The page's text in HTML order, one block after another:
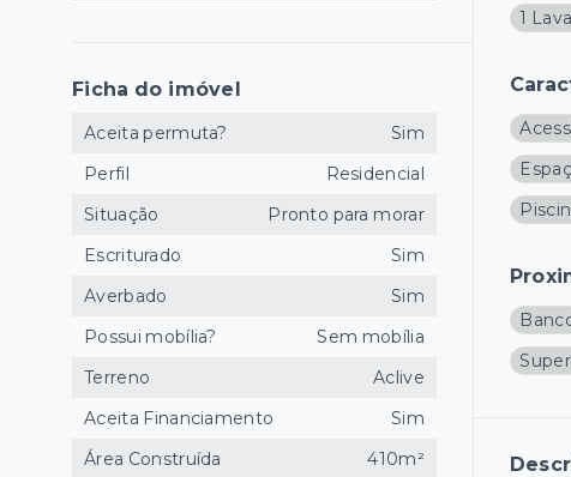
1
Ficha do imóvel
Aceita permuta?
Sim
Perfil
Residencial
Situação
Pronto para morar
Escriturado
Sim
Averbado
Sim
Possui mobília?
Sem mobília
Terreno
Aclive
Aceita Financiamento
Sim
Área Construída
410m²